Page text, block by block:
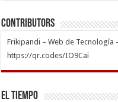
Contributors
Frikipandi – Web de Tecnología
https://qr.codes/IO9Cai
El Tiempo